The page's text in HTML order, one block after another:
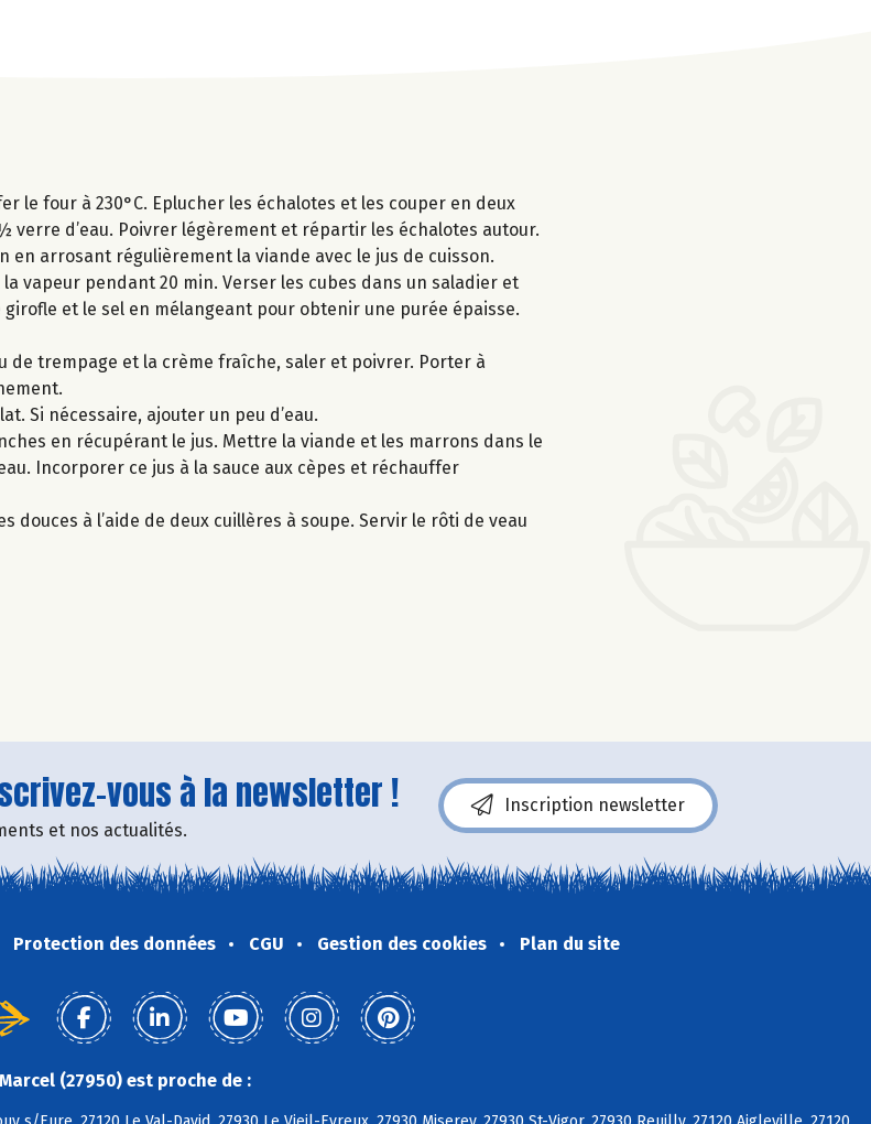
le four à 230°C. Eplucher les échalotes et les couper en deux
verre d’eau. Poivrer légèrement et répartir les échalotes autour.
en arrosant régulièrement la viande avec le jus de cuisson.
vapeur pendant 20 min. Verser les cubes dans un saladier et
et le sel en mélangeant pour obtenir une purée épaisse.
de trempage et la crème fraîche, saler et poivrer. Porter à
Si nécessaire, ajouter un peu d’eau.
en récupérant le jus. Mettre la viande et les marrons dans le
Incorporer ce jus à la sauce aux cèpes et réchauffer
à l’aide de deux cuillères à soupe. Servir le rôti de veau
vous à la newsletter !
et nos actualités.
Inscription newsletter
Protection des données CGU Gestion des cookies Plan du site
(27950) est proche de :